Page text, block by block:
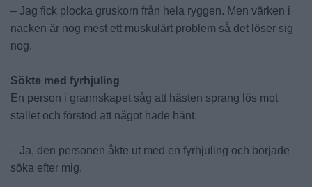
– Jag fick plocka gruskorn från hela ryggen. Men värken i
nacken är nog mest ett muskulärt problem så det löser sig
nog.
Sökte med fyrhjuling
En person i grannskapet såg att hästen sprang lös mot
stallet och förstod att något hade hänt.
– Ja, den personen åkte ut med en fyrhjuling och började
söka efter mig.